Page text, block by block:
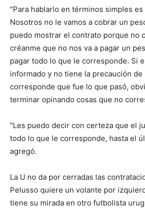
"Para hablarlo en términos simples
Nosotros no le vamos a cobrar un
puedo mostrar el contrato porque no
créanme que no nos va a pagar un
pagar todo lo que le corresponde. Si
informado y no tiene la precaución
corresponde que fue lo que pasó,
terminar opinando cosas que no
"Les puedo decir con certeza que el
todo lo que le corresponde, hasta el
agregó.
La U no da por cerradas las
Pelusso quiere un volante por
tiene su mirada en otro futbolista